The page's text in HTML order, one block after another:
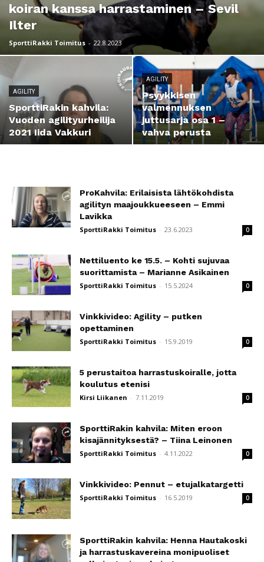
koiran kanssa harrastaminen – Sevil
Ilter
SporttiRakki Toimitus - 22.8.2023
AGILITY
SporttiRakin kahvila:
Vuoden agilityurheilija
2021 Iida Vakkuri
AGILITY
Psyykkisen
valmennuksen
juttusarja osa 1 –
vahva perusta
ProKahvila: Erilaisista lähtökohdista
agilityn maajoukkueeseen – Emmi
Lavikka
SporttiRakki Toimitus - 23.6.2023 0
Nettiluento ke 15.5. – Kohti sujuvaa
suorittamista – Marianne Asikainen
SporttiRakki Toimitus - 15.5.2024 0
Vinkkivideo: Agility – putken
opettaminen
SporttiRakki Toimitus - 15.9.2019 0
5 perustaitoa harrastuskoiralle, jotta
koulutus etenisi
Kirsi Liikanen - 7.11.2019 0
SporttiRakin kahvila: Miten eroon
kisajännityksestä? – Tiina Leinonen
SporttiRakki Toimitus - 4.11.2022 0
Vinkkivideo: Pennut – etujalkatargetti
SporttiRakki Toimitus - 16.5.2019 0
SporttiRakin kahvila: Henna Hautakoski
ja harrastuskavereina monipuoliset